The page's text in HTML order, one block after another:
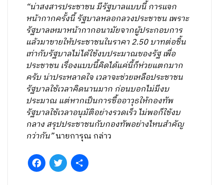
“น่าสงสารประชาชน มีรัฐบาลแบบนี้ การแจก
หน้ากากครั้งนี้ รัฐบาลหลอกลวงประชาชน เพราะ
รัฐบาลเหมาหน้ากากอนามัยจากผู้ประกอบการ
แล้วมาขายให้ประชาชนในราคา 2.50 บาทต่อชิ้น
เท่ากับรัฐบาลไม่ได้ใช้งบประมาณของรัฐ เพื่อ
ประชาชน เรื่องแบบนี้คิดได้แค่นี้ก็ห่วยแตกมาก
ครับ น่าประหลาดใจ เวลาจะช่วยเหลือประชาชน
รัฐบาลใช้เวลาคิดนานมาก ก่อนบอกไม่มีงบ
ประมาณ แต่หากเป็นการซื้ออาวุธให้กองทัพ
รัฐบาลใช้เวลาอนุมัติอย่างรวดเร็ว ไม่พอก็ใช้งบ
กลาง สรุปประชาชนกับกองทัพอย่างไหนสำคัญ
กว่ากัน”นายการุณ กล่าว
FacebookTwitter